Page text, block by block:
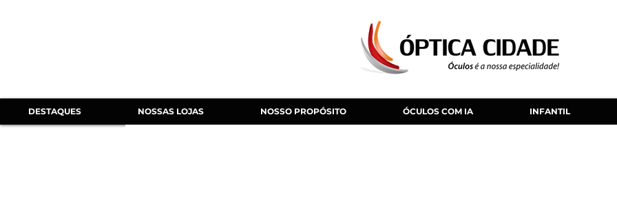
DESTAQUES NOSSAS LOJAS NOSSO PROPÓSITO ÓCULOS COM IA INFANTIL